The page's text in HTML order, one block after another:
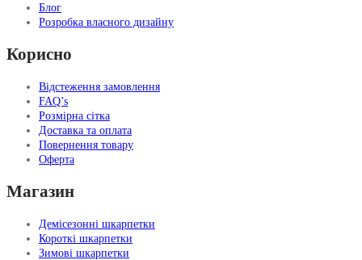
Блог
Розробка власного дизайну
Корисно
Відстеження замовлення
FAQ’s
Розмірна сітка
Доставка та оплата
Повернення товару
Оферта
Магазин
Демісезонні шкарпетки
Короткі шкарпетки
Зимові шкарпетки